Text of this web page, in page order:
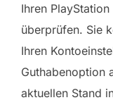
Ihren
überprüfen. Sie
Ihren
Guthabenoption
aktuellen Stand